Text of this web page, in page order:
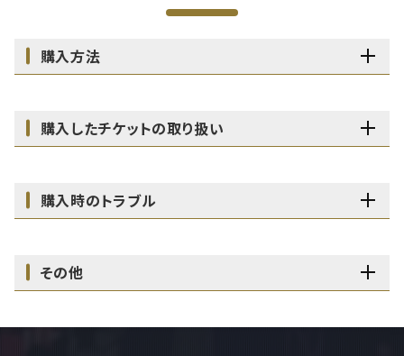
購入方法
購入したチケットの取り扱い
購入時のトラブル
その他